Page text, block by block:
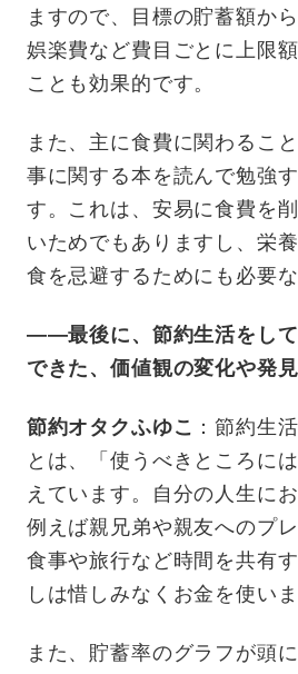
ますので、目標の貯蓄額か
娯楽費など費目ごとに上限
ことも効果的です。
また、主に食費に関わるこ
事に関する本を読んで勉強
す。これは、安易に食費を
いためでもありますし、栄
食を忌避するためにも必要な
——最後に、節約生活をし
できた、価値観の変化や発
節約オタクふゆこ ：節約生
とは、「使うべきところに
えています。自分の人生に
例えば親兄弟や親友へのプ
食事や旅行など時間を共有
しは惜しみなくお金を使いま
また、貯蓄率のグラフが頭